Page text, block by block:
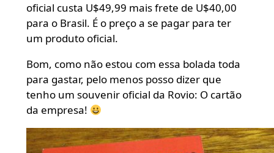
oficial custa U$49,99 mais frete de U$40,00
para o Brasil. É o preço a se pagar para ter
um produto oficial.
Bom, como não estou com essa bolada toda
para gastar, pelo menos posso dizer que
tenho um souvenir oficial da Rovio: O cartão
da empresa!